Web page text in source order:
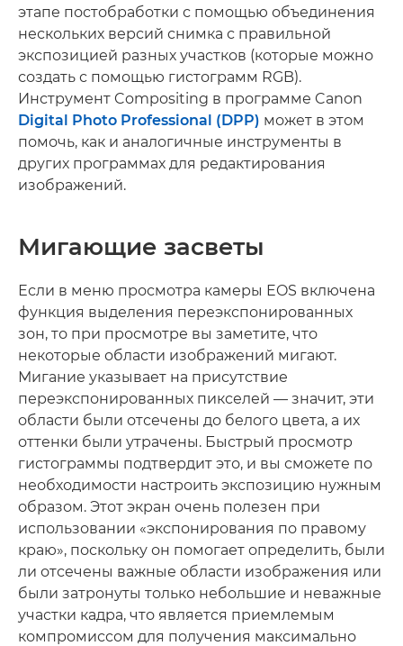
этапе постобработки с помощью объединения
нескольких версий снимка с правильной
экспозицией разных участков (которые можно
создать с помощью гистограмм RGB).
Инструмент Compositing в программе Canon
Digital Photo Professional (DPP) может в этом
помочь, как и аналогичные инструменты в
других программах для редактирования
изображений.
Мигающие засветы
Если в меню просмотра камеры EOS включена
функция выделения переэкспонированных
зон, то при просмотре вы заметите, что
некоторые области изображений мигают.
Мигание указывает на присутствие
переэкспонированных пикселей — значит, эти
области были отсечены до белого цвета, а их
оттенки были утрачены. Быстрый просмотр
гистограммы подтвердит это, и вы сможете по
необходимости настроить экспозицию нужным
образом. Этот экран очень полезен при
использовании «экспонирования по правому
краю», поскольку он помогает определить, были
ли отсечены важные области изображения или
были затронуты только небольшие и неважные
участки кадра, что является приемлемым
компромиссом для получения максимально